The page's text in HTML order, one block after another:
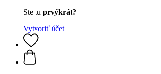
Ste tu prvýkrát?
Vytvoriť účet